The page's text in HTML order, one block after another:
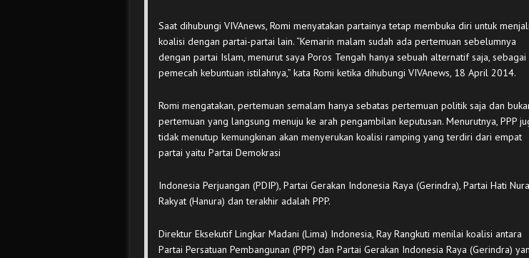
Saat dihubungi VIVAnews, Romi menyatakan partainya tetap membuka diri untuk
koalisi dengan partai-partai lain. “Kemarin malam sudah ada pertemuan sebelumnya
dengan partai Islam, menurut saya Poros Tengah hanya sebuah alternatif saja, sebagai
pemecah kebuntuan istilahnya,” kata Romi ketika dihubungi VIVAnews, 18 April 2014.
Romi mengatakan, pertemuan semalam hanya sebatas pertemuan politik saja dan
pertemuan yang langsung menuju ke arah pengambilan keputusan. Menurutnya, PPP
tidak menutup kemungkinan akan menyerukan koalisi ramping yang terdiri dari empat
partai yaitu Partai Demokrasi
Indonesia Perjuangan (PDIP), Partai Gerakan Indonesia Raya (Gerindra), Partai Hati
Rakyat (Hanura) dan terakhir adalah PPP.
Direktur Eksekutif Lingkar Madani (Lima) Indonesia, Ray Rangkuti menilai koalisi antara
Partai Persatuan Pembangunan (PPP) dan Partai Gerakan Indonesia Raya (Gerindra)